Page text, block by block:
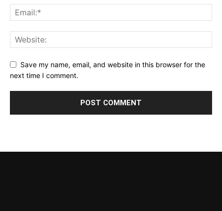
Save my name, email, and website in this browser for the
next time I comment.